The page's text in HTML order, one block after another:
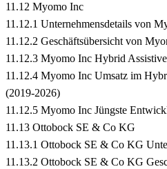
11.12 Myomo Inc
11.12.1 Unternehmensdetails von
11.12.2 Geschäftsübersicht von
11.12.3 Myomo Inc Hybrid
11.12.4 Myomo Inc Umsatz im
(2019-2026)
11.12.5 Myomo Inc Jüngste
11.13 Ottobock SE & Co KG
11.13.1 Ottobock SE & Co KG
11.13.2 Ottobock SE & Co KG